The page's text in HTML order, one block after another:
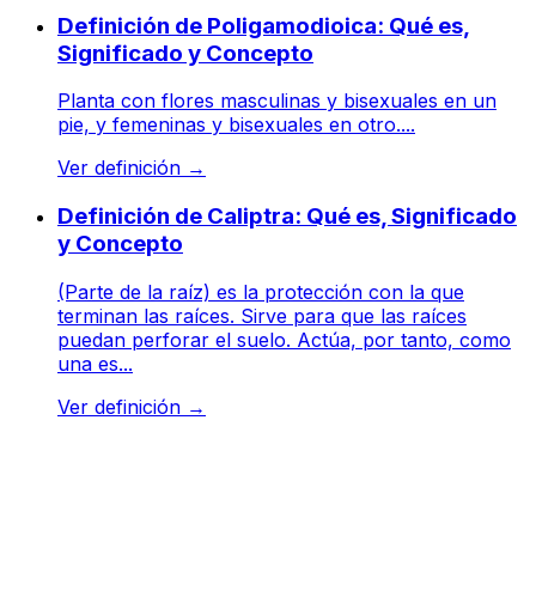
Definición de Poligamodioica: Qué es,
Significado y Concepto
Planta con flores masculinas y bisexuales en un
pie, y femeninas y bisexuales en otro....
Ver definición →
Definición de Caliptra: Qué es, Significado
y Concepto
(Parte de la raíz) es la protección con la que
terminan las raíces. Sirve para que las raíces
puedan perforar el suelo. Actúa, por tanto, como
una es...
Ver definición →